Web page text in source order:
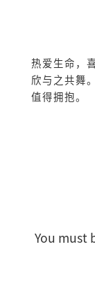
热爱生命，
欣与之共舞
值得拥抱。
You must